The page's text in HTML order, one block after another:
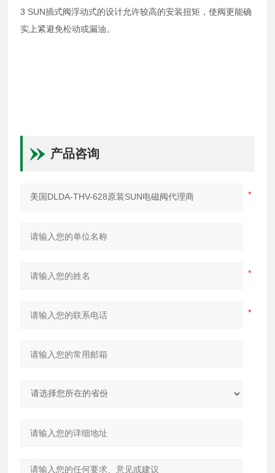
3 SUN插式阀浮动式的设计允许较高的安装扭矩，使阀更能确
实上紧避免松动或漏油。
产品咨询